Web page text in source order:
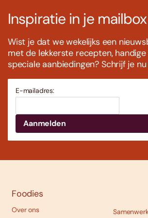
Inspiratie in je mailbox
Wist je dat we wekelijks een
met de lekkerste recepten,
speciale aanbiedingen? Schrijf je nu
E-mailadres:
Foodies
Over ons